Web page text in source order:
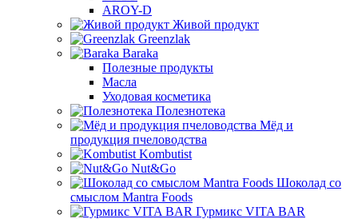
AROY-D
Живой продукт
Greenzlak
Baraka
Полезные продукты
Масла
Уходовая косметика
Полезнотека
Мёд и
продукция пчеловодства
Kombutist
Nut&Go
Шоколад со
смыслом Mantra Foods
Гурмикс VITA BAR